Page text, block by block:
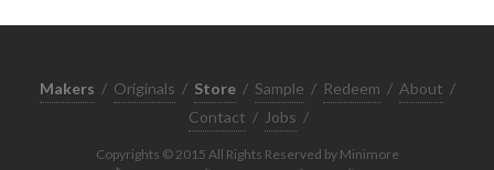
Makers / Originals / Store / Sample / Redeem / About /
Contact / Jobs /
Copyrights © 2015 All Rights Reserved by Minimore